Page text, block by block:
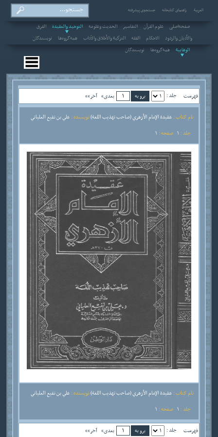
العربیة راهنمای کتابخانه جستجوی پیشرفته
صفحه‌اصلی علوم القرآن التفاسير الحديث وعلومه التوحيد والعقيدة
الفرق
والأديان والردود
الاحکام الفقه التزكية والأخلاق والآداب همه‌گروه‌ها
نویسندگان
الوهابية
همه‌گروه‌ها نویسندگان
فهرست جلد : بعدی» آخر»»
نام کتاب : عقيدة الإمام الأزهري (صاحب تهذيب اللغة)نویسنده : علي بن نفيع العلياني
جلد :
صفحه :
نام کتاب : عقيدة الإمام الأزهري (صاحب تهذيب اللغة)نویسنده : علي بن نفيع العلياني
جلد :
صفحه :
فهرست جلد : بعدی» آخر»»